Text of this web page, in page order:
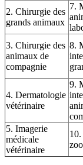
2. Chirurgie des
grands animaux
7.
3. Chirurgie des
animaux de
compagnie
8.
4. Dermatologie
vétérinaire
9.
5. Imagerie
médicale
vétérinaire